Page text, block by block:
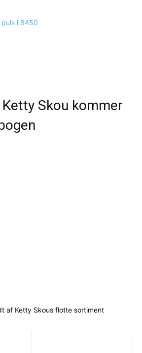
puls i 8450
Skou kommer
af Ketty Skous flotte sortiment